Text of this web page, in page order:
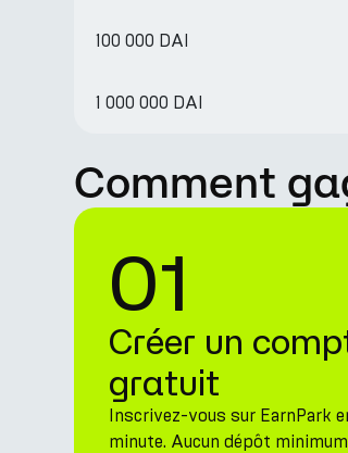
100 000 DAI
1 000 000 DAI
Comment
01
Créer un
gratuit
Inscrivez-vous sur EarnPark
minute. Aucun dépôt